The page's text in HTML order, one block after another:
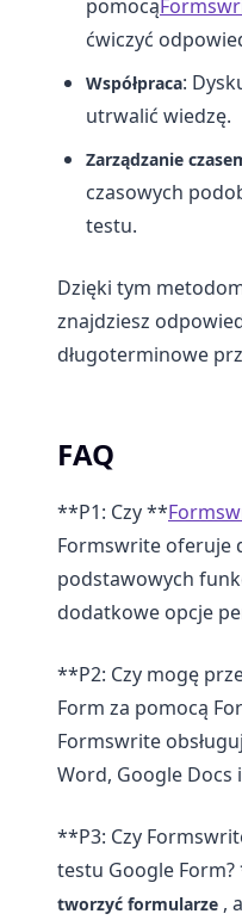
pomocą
ćwiczyć
Współpraca:
utrwalić wiedzę.
Zarządzanie
czasowych
testu.
Dzięki tym
znajdziesz
długoterminowe
FAQ
**P1: Czy **
Formswrite oferuje
podstawowych
dodatkowe opcje
**P2: Czy mogę
Form za pomocą
Formswrite
Word, Google Docs
**P3: Czy
testu Google Form?
tworzyć formularze ,